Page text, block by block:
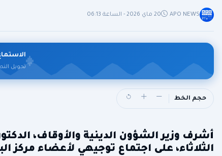
APO NEWS 20 ماي 2026 - الساعة 06:13
تحويل
حجم الخط
أشرف وزير الشؤون الدينية والأوقاف،
الثلاثاء، على اجتماع توجيهي لأعضاء مركز